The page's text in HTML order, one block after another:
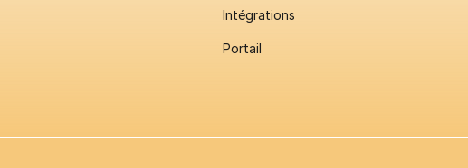
Intégrations
Portail